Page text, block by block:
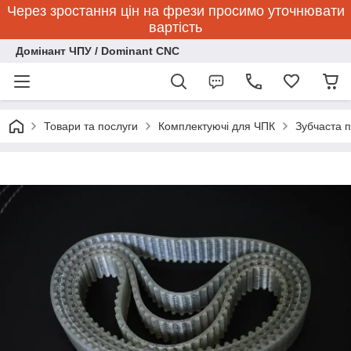
Через зростання цін на фрези просимо уточнювати
вартість
Домінант ЧПУ / Dominant CNC
Товари та послуги Комплектуючі для ЧПК Зубчаста